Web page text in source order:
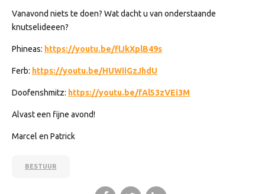
Vanavond niets te doen? Wat dacht u van onderstaande
knutselideeen?
Phineas: https://youtu.be/flJkXplB49s
Ferb: https://youtu.be/HUWiiGzJhdU
Doofenshmitz: https://youtu.be/fAl53zVEi3M
Alvast een fijne avond!
Marcel en Patrick
BESTUUR